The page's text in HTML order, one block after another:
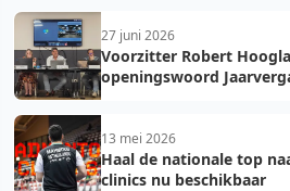
27 juni 2026
Voorzitter Robert
openingswoord
13 mei 2026
Haal de nationale top
clinics nu beschikbaar